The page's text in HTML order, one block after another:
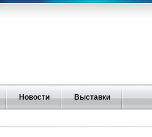
Новости Выставки